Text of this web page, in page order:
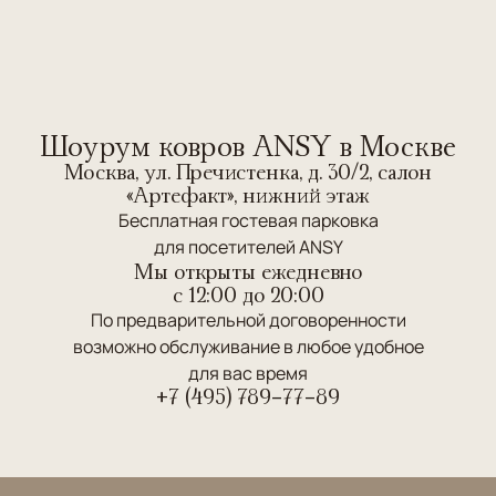
Шоурум ковров ANSY в Москве
Москва, ул. Пречистенка, д. 30/2, салон
«Артефакт», нижний этаж
Бесплатная гостевая парковка
для посетителей ANSY
Мы открыты ежедневно
c 12:00 до 20:00
По предварительной договоренности
возможно обслуживание в любое удобное
для вас время
+7 (495) 789-77-89